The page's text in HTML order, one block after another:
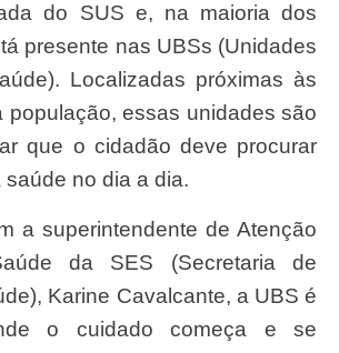
do SUS e, na maioria dos
presente nas UBSs (Unidades
Localizadas próximas às
população, essas unidades são
que o cidadão deve procurar
no dia a dia.
da SES (Secretaria de
Karine Cavalcante, a UBS é
o cuidado começa e se